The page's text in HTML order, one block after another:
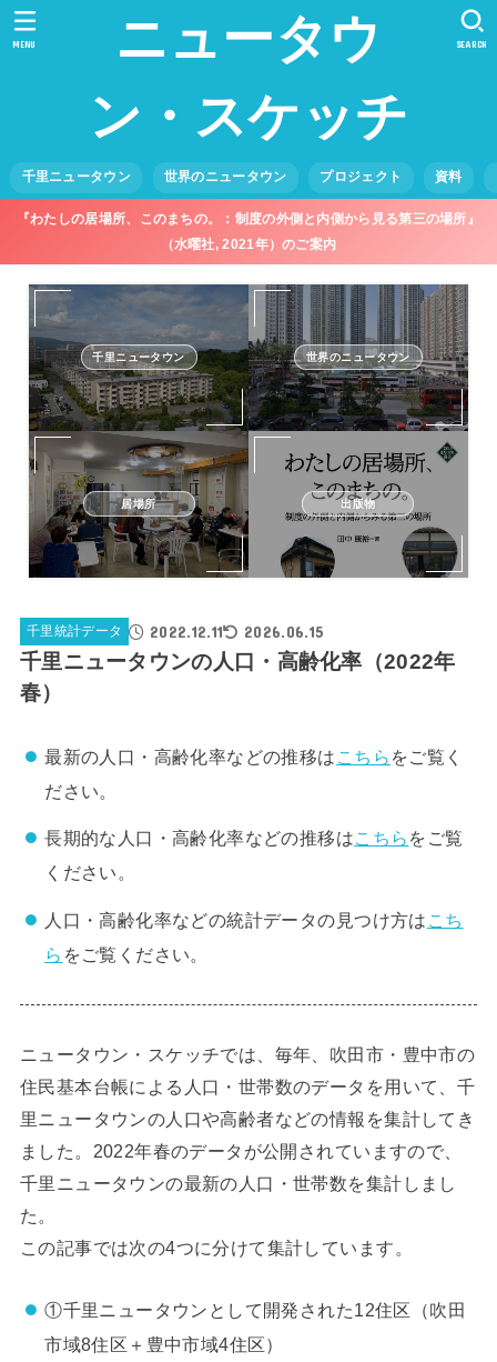
ニュータウ
ン・スケッチ
千里ニュータウン 世界のニュータウン プロジェクト 資料
SEARCH
MENU
『わたしの居場所、このまちの。：制度の外側と内側から見る第三の場所』
（水曜社, 2021年）のご案内
千里ニュータウン 世界のニュータウン
居場所 出版物
千里統計データ 2022.12.11 2026.06.15
千里ニュータウンの人口・高齢化率（2022年
春）
最新の人口・高齢化率などの推移は こちら をご覧く
ださい。
長期的な人口・高齢化率などの推移はこちら をご覧
ください。
人口・高齢化率などの統計データの見つけ方は こち
ら をご覧ください。
ニュータウン・スケッチでは、毎年、吹田市・豊中市の
住民基本台帳による人口・世帯数のデータを用いて、千
里ニュータウンの人口や高齢者などの情報を集計してき
ました。2022年春のデータが公開されていますので、
千里ニュータウンの最新の人口・世帯数を集計しまし
た。
この記事では次の4つに分けて集計しています。
①千里ニュータウンとして開発された12住区（吹田
市域8住区＋豊中市域4住区）